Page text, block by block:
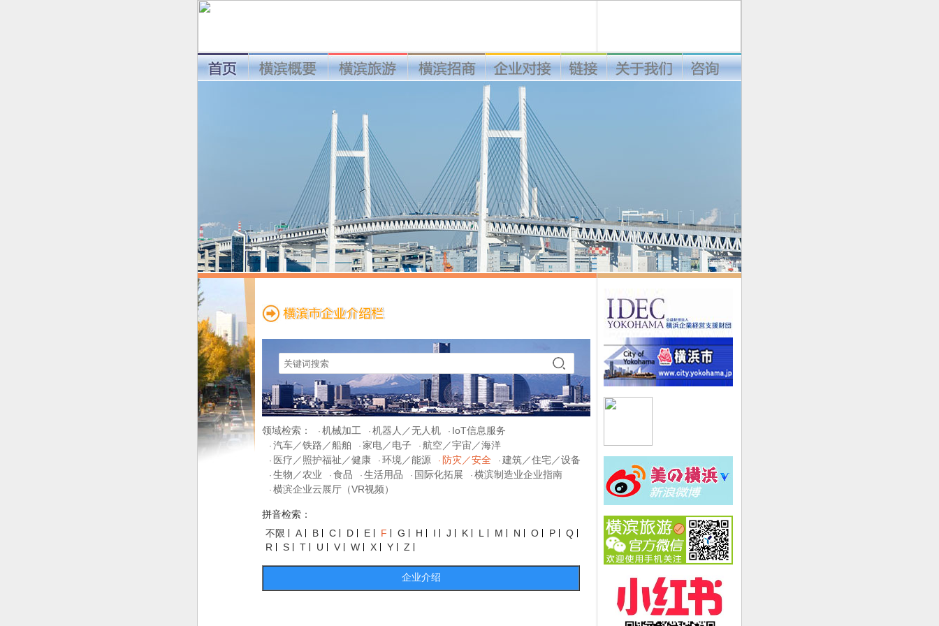
领域检索： · 机械加工 · 机器人／无人机 · IoT信息服务
· 汽车／铁路／船舶 · 家电／电子 · 航空／宇宙／海洋
· 医疗／照护福祉／健康 · 环境／能源 · 防灾／安全 · 建筑／住宅／设备
· 生物／农业 · 食品 · 生活用品 · 国际化拓展 · 横滨制造业企业指南
· 横滨企业云展厅（VR视频）
拼音检索：
不限
A B C D E F G H I J K L M N O P
Q
R
S T U V W X Y Z
企业介绍